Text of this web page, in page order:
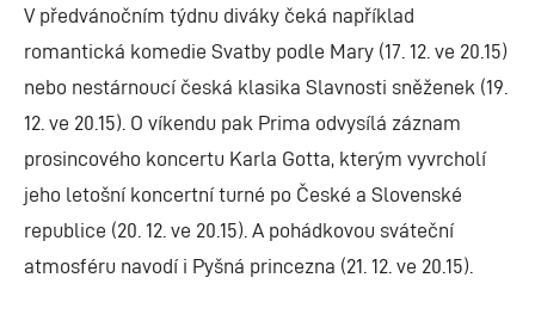
V předvánočním týdnu diváky čeká například
romantická komedie Svatby podle Mary (17. 12. ve 20.15)
nebo nestárnoucí česká klasika Slavnosti sněženek (19.
12. ve 20.15). O víkendu pak Prima odvysílá záznam
prosincového koncertu Karla Gotta, kterým vyvrcholí
jeho letošní koncertní turné po České a Slovenské
republice (20. 12. ve 20.15). A pohádkovou sváteční
atmosféru navodí i Pyšná princezna (21. 12. ve 20.15).